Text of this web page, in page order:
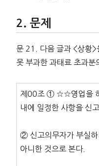
문제
문 21. 다음 글과 <상황
못 부과한 과태료 초과분
제00조 ① ☆☆영업을 하
내에 일정한 사항을 신
② 신고의무자가 부실하
아니한 것으로 본다.